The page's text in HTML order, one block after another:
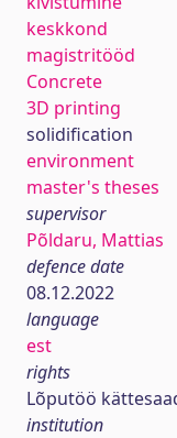
keskkond
magistritööd
Concrete
3D printing
solidification
environment
master's theses
supervisor
Põldaru, Mattias
defence date
08.12.2022
language
est
rights
Lõputöö
institution